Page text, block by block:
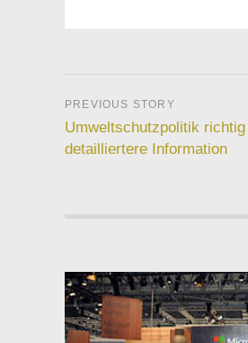
Umweltschutzpolitik
detailliertere Information